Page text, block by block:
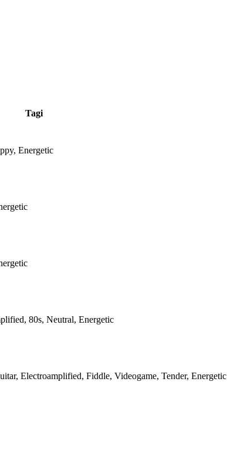
Tagi
Energetic
80s, Neutral, Energetic
Electroamplified, Fiddle, Videogame, Tender, Energetic